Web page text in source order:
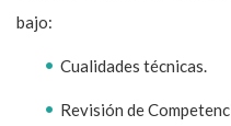
bajo:
Cualidades técnicas.
Revisión de